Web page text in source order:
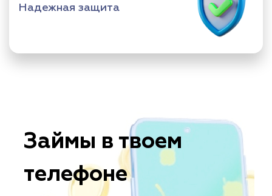
Надежная защита
Займы в твоем
телефоне